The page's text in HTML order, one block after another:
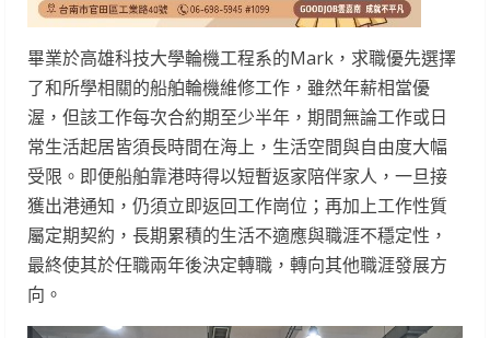
畢業於高雄科技大學輪機工程系的Mark，求職優先選擇
了和所學相關的船舶輪機維修工作，雖然年薪相當優
渥，但該工作每次合約期至少半年，期間無論工作或日
常生活起居皆須長時間在海上，生活空間與自由度大幅
受限。即便船舶靠港時得以短暫返家陪伴家人，一旦接
獲出港通知，仍須立即返回工作崗位；再加上工作性質
屬定期契約，長期累積的生活不適應與職涯不穩定性，
最終使其於任職兩年後決定轉職，轉向其他職涯發展方
向。